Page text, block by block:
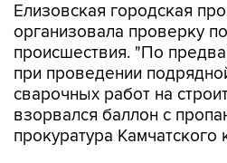
Елизовская городская
организовала проверку
происшествия. "По
при проведении
сварочных работ на
взорвался баллон с
прокуратура Камчатского